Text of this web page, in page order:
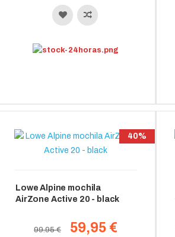
40%
Lowe Alpine mochila
AirZone Active 20 - black
99.95 € 59,95 €